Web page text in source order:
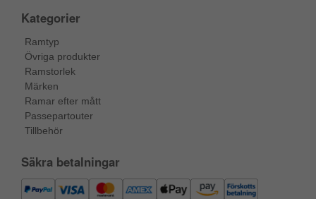
Kategorier
Ramtyp
Övriga produkter
Ramstorlek
Märken
Ramar efter mått
Passepartouter
Tillbehör
Säkra betalningar